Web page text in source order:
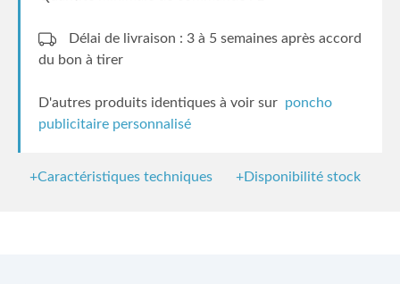
Délai de livraison : 3 à 5 semaines après accord
du bon à tirer
D'autres produits identiques à voir sur poncho
publicitaire personnalisé
+Caractéristiques techniques +Disponibilité stock